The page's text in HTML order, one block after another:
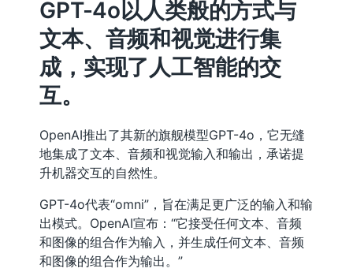
GPT-4o以人类般的方式与
文本、音频和视觉进行集
成，实现了人工智能的交
互。
OpenAI推出了其新的旗舰模型GPT-4o，它无缝
地集成了文本、音频和视觉输入和输出，承诺提
升机器交互的自然性。
GPT-4o代表“omni”，旨在满足更广泛的输入和输
出模式。OpenAI宣布：“它接受任何文本、音频
和图像的组合作为输入，并生成任何文本、音频
和图像的组合作为输出。”